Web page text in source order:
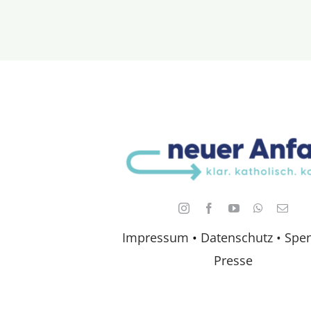
Impressum • Datenschutz •
Presse